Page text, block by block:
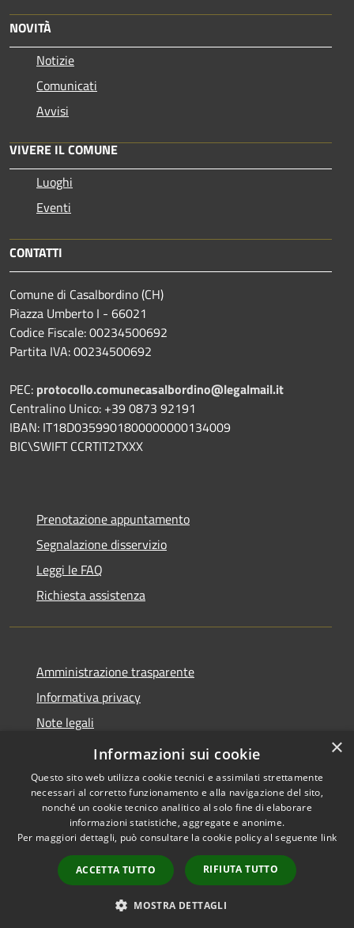
NOVITÀ
Notizie
Comunicati
Avvisi
VIVERE IL COMUNE
Luoghi
Eventi
CONTATTI
Comune di Casalbordino (CH)
Piazza Umberto I - 66021
Codice Fiscale: 00234500692
Partita IVA: 00234500692
PEC: protocollo.comunecasalbordino@legalmail.it
Centralino Unico: +39 0873 92191
IBAN: IT18D0359901800000000134009
BIC\SWIFT CCRTIT2TXXX
Prenotazione appuntamento
Segnalazione disservizio
Leggi le FAQ
Richiesta assistenza
Amministrazione trasparente
Informativa privacy
Note legali
Dichiarazione di accessibilità
Accessibilità
Copyright © 2026 • Comune di
Casalbordino • Powered by
Municipium•
Accesso
redazione
×
Informazioni sui cookie
Questo sito web utilizza cookie tecnici e assimilati strettamente
necessari al corretto funzionamento e alla navigazione del sito,
nonché un cookie tecnico analitico al solo fine di elaborare
informazioni statistiche, aggregate e anonime.
Per maggiori dettagli, può consultare la cookie policy al seguente link
ACCETTA TUTTO RIFIUTA TUTTO
MOSTRA DETTAGLI